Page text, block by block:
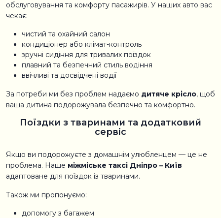
обслуговування та комфорту пасажирів. У наших авто вас
чекає:
чистий та охайний салон
кондиціонер або клімат-контроль
зручні сидіння для тривалих поїздок
плавний та безпечний стиль водіння
ввічливі та досвідчені водії
За потреби ми без проблем надаємо дитяче крісло, щоб
ваша дитина подорожувала безпечно та комфортно.
Поїздки з тваринами та додатковий
сервіс
Якщо ви подорожуєте з домашнім улюбленцем — це не
проблема. Наше міжміське таксі Дніпро – Київ
адаптоване для поїздок із тваринами.
Також ми пропонуємо:
допомогу з багажем